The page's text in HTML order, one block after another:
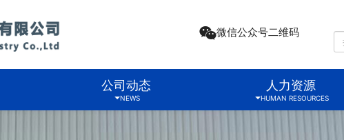
微信公众号二维码
公司动态
NEWS
人力资源
HUMAN RESOURCES